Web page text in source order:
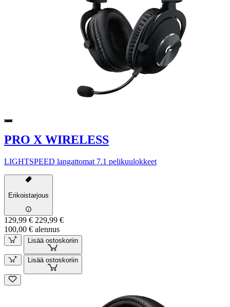
PRO X WIRELESS
LIGHTSPEED langattomat 7.1 pelikuulokkeet
Erikoistarjous
129,99 € 229,99 €
100,00 € alennus
Lisää ostoskoriin
Lisää ostoskoriin